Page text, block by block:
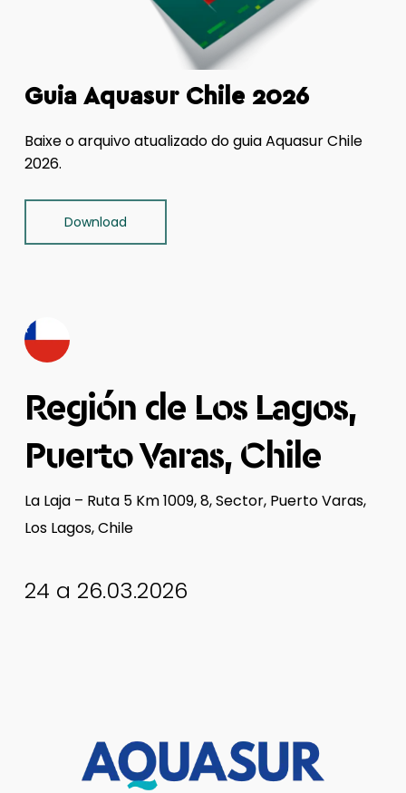
Guia Aquasur Chile 2026
Baixe o arquivo atualizado do guia Aquasur Chile
2026.
Download
Región de Los Lagos,
Puerto Varas, Chile
La Laja – Ruta 5 Km 1009, 8, Sector, Puerto Varas,
Los Lagos, Chile
24 a 26.03.2026